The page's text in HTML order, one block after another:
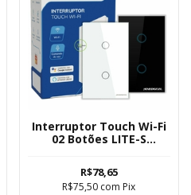
Interruptor Touch Wi-Fi
02 Botões LITE-S
R$78,65
R$75,50 com Pix